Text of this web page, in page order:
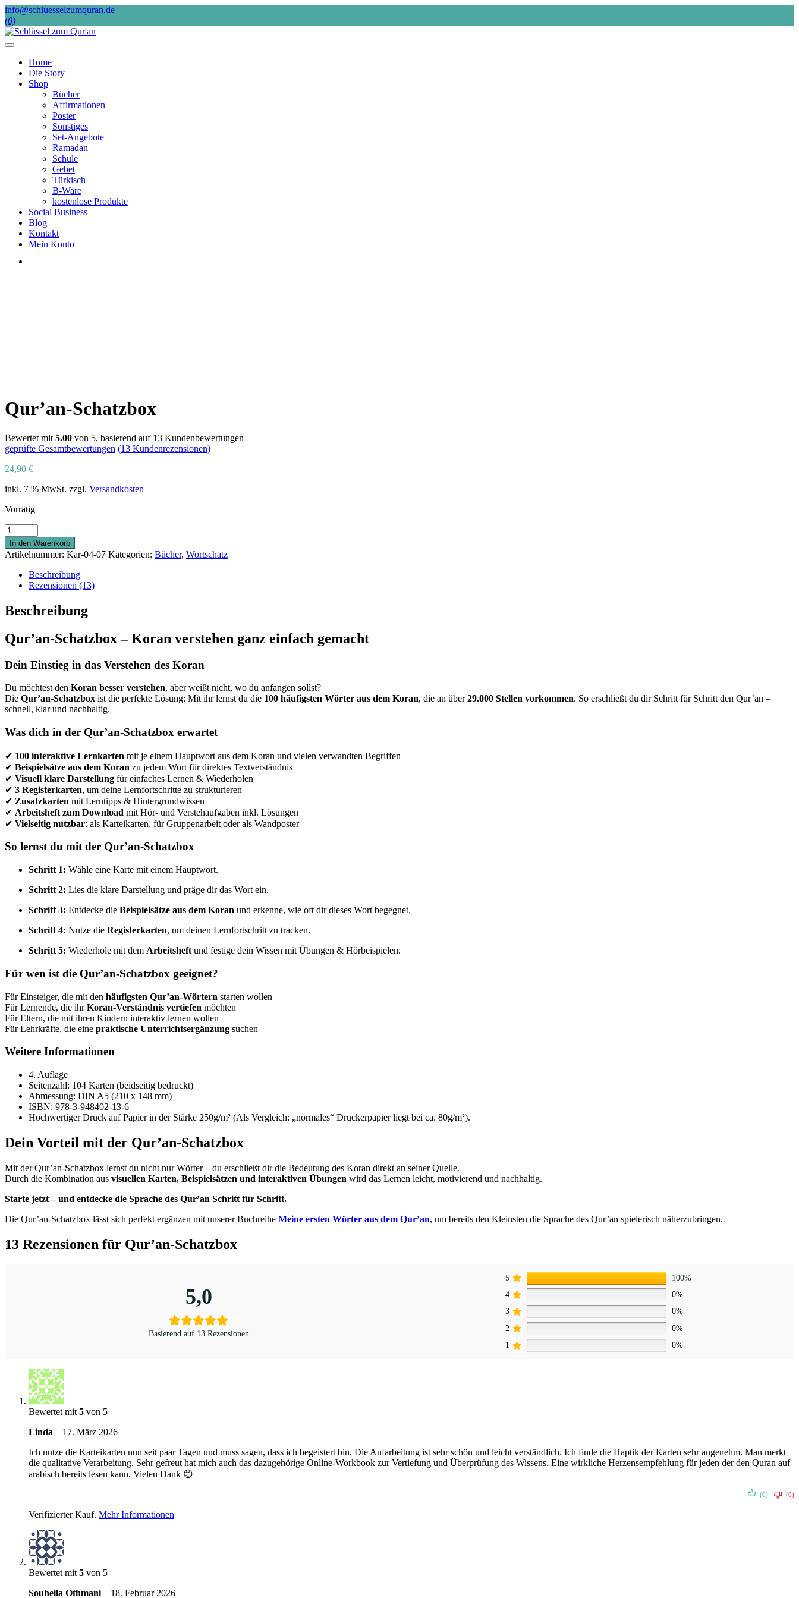
Skip
to
content
info@schluesselzumquran.de
(0)
Home
Die Story
Shop
Bücher
Affirmationen
Poster
Sonstiges
Set-Angebote
Ramadan
Schule
Gebet
Türkisch
B-Ware
kostenlose Produkte
Social Business
Blog
Kontakt
Mein Konto
Qur’an-Schatzbox
Bewertet mit 5.00 von 5, basierend auf 13 Kundenbewertungen
geprüfte Gesamtbewertungen (13 Kundenrezensionen)
24,90 €
inkl. 7 % MwSt. zzgl. Versandkosten
Vorrätig
Qur'an-
Schatzbox
Menge
In den Warenkorb
Artikelnummer: Kar-04-07 Kategorien: Bücher, Wortschatz
Beschreibung
Rezensionen (13)
Beschreibung
Qur’an-Schatzbox – Koran verstehen ganz einfach gemacht
Dein Einstieg in das Verstehen des Koran
Du möchtest den Koran besser verstehen, aber weißt nicht, wo du anfangen sollst?
Die Qur’an-Schatzbox ist die perfekte Lösung: Mit ihr lernst du die 100 häufigsten Wörter aus dem Koran, die an über29.000 Stellen vorkommen. So erschließt du dir Schritt für Schritt den Qur’an –
schnell, klar und nachhaltig.
Was dich in der Qur’an-Schatzbox erwartet
✔ 100 interaktive Lernkarten mit je einem Hauptwort aus dem Koran und vielen verwandten Begriffen
✔ Beispielsätze aus dem Koran zu jedem Wort für direktes Textverständnis
✔ Visuell klare Darstellung für einfaches Lernen & Wiederholen
✔ 3 Registerkarten, um deine Lernfortschritte zu strukturieren
✔ Zusatzkarten mit Lerntipps & Hintergrundwissen
✔ Arbeitsheft zum Download mit Hör- und Verstehaufgaben inkl. Lösungen
✔ Vielseitig nutzbar: als Karteikarten, für Gruppenarbeit oder als Wandposter
So lernst du mit der Qur’an-Schatzbox
Schritt 1: Wähle eine Karte mit einem Hauptwort.
Schritt 2: Lies die klare Darstellung und präge dir das Wort ein.
Schritt 3: Entdecke die Beispielsätze aus dem Koran und erkenne, wie oft dir dieses Wort begegnet.
Schritt 4: Nutze die Registerkarten, um deinen Lernfortschritt zu tracken.
Schritt 5: Wiederhole mit dem Arbeitsheft und festige dein Wissen mit Übungen & Hörbeispielen.
Für wen ist die Qur’an-Schatzbox geeignet?
Für Einsteiger, die mit den häufigsten Qur’an-Wörtern starten wollen
Für Lernende, die ihrKoran-Verständnis vertiefen möchten
Für Eltern, die mit ihren Kindern interaktiv lernen wollen
Für Lehrkräfte, die eine praktische Unterrichtsergänzung suchen
Weitere Informationen
4. Auflage
Seitenzahl: 104 Karten (beidseitig bedruckt)
Abmessung: DIN A5 (210 x 148 mm)
ISBN: 978-3-948402-13-6
Hochwertiger Druck auf Papier in der Stärke 250g/m² (Als Vergleich: „normales“ Druckerpapier liegt bei ca. 80g/m²).
Dein Vorteil mit der Qur’an-Schatzbox
Mit der Qur’an-Schatzbox lernst du nicht nur Wörter – du erschließt dir die Bedeutung des Koran direkt an seiner Quelle.
Durch die Kombination aus visuellen Karten, Beispielsätzen und interaktiven Übungen wird das Lernen leicht, motivierend und nachhaltig.
Starte jetzt – und entdecke die Sprache des Qur’an Schritt für Schritt.
Die Qur’an-Schatzbox lässt sich perfekt ergänzen mit unserer Buchreihe Meine ersten Wörter aus dem Qur’an, um bereits den Kleinsten die Sprache des Qur’an spielerisch näherzubringen.
13 Rezensionen für Qur’an-Schatzbox
5,0
Basierend auf 13 Rezensionen
5
100%
4
0%
3
0%
2
0%
1
0%
Bewertet mit 5 von 5
Linda – 17. März 2026
Ich nutze die Karteikarten nun seit paar Tagen und muss sagen, dass ich begeistert bin. Die Aufarbeitung ist sehr schön und leicht verständlich. Ich finde die Haptik der Karten sehr angenehm. Man merkt
die qualitative Verarbeitung. Sehr gefreut hat mich auch das dazugehörige Online-Workbook zur Vertiefung und Überprüfung des Wissens. Eine wirkliche Herzensempfehlung für jeden der den Quran auf
arabisch bereits lesen kann. Vielen Dank 😊
(0) (0)
Verifizierter Kauf. Mehr Informationen
Bewertet mit 5 von 5
Souheila Othmani – 18. Februar 2026